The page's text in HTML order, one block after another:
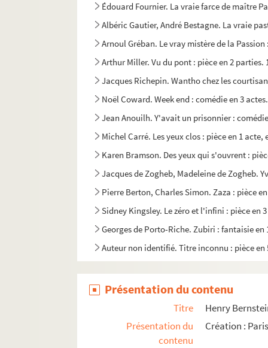
Édouard Fournier. La vraie farce de maître
Albéric Gautier, André Bestagne. La vraie
Arnoul Gréban. Le vray mistère de la
Arthur Miller. Vu du pont : pièce en 2 parties.
Jacques Richepin. Wantho chez les
Noël Coward. Week end : comédie en 3
Jean Anouilh. Y'avait un prisonnier :
Michel Carré. Les yeux clos : pièce en 1 acte,
Karen Bramson. Des yeux qui s'ouvrent :
Jacques de Zogheb, Madeleine de Zogheb.
Pierre Berton, Charles Simon. Zaza : pièce
Sidney Kingsley. Le zéro et l'infini : pièce en
Georges de Porto-Riche. Zubiri : fantaisie en
Auteur non identifié. Titre inconnu : pièce en
Présentation du contenu
Titre
Henry
Présentation du
contenu
Création :